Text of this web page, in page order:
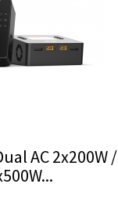
AC 2x200W /